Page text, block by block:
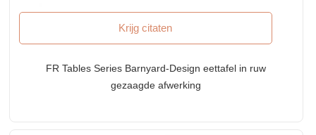
Krijg citaten
FR Tables Series Barnyard-Design eettafel in ruw
gezaagde afwerking